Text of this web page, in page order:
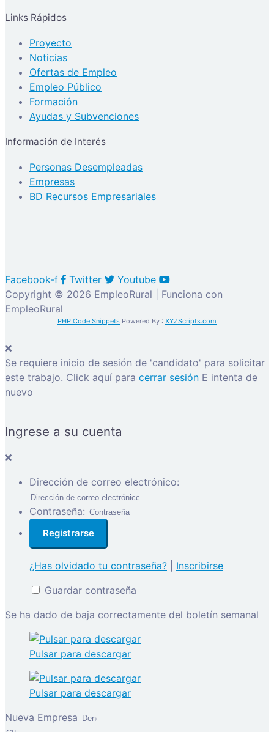
Links Rápidos
Proyecto
Noticias
Ofertas de Empleo
Empleo Público
Formación
Ayudas y Subvenciones
Información de Interés
Personas Desempleadas
Empresas
BD Recursos Empresariales
Facebook-f Twitter
Youtube
Copyright © 2026 EmpleoRural | Funciona con
EmpleoRural
PHP Code Snippets Powered By : XYZScripts.com
Se requiere inicio de sesión de 'candidato' para solicitar
este trabajo. Click aquí para cerrar sesión E intenta de
nuevo
Ingrese a su cuenta
Dirección de correo electrónico:
Contraseña:
¿Has olvidado tu contraseña?
Inscribirse
Guardar contraseña
Se ha dado de baja correctamente del boletín semanal
Pulsar para descargar
Pulsar para descargar
Nueva Empresa